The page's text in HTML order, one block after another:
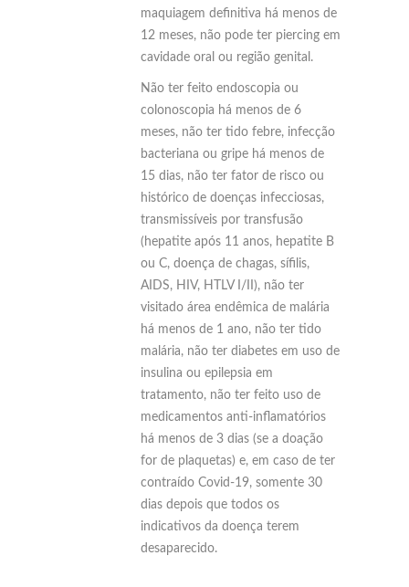
maquiagem definitiva há menos de
12 meses, não pode ter piercing em
cavidade oral ou região genital.
Não ter feito endoscopia ou
colonoscopia há menos de 6
meses, não ter tido febre, infecção
bacteriana ou gripe há menos de
15 dias, não ter fator de risco ou
histórico de doenças infecciosas,
transmissíveis por transfusão
(hepatite após 11 anos, hepatite B
ou C, doença de chagas, sífilis,
AIDS, HIV, HTLV I/II), não ter
visitado área endêmica de malária
há menos de 1 ano, não ter tido
malária, não ter diabetes em uso de
insulina ou epilepsia em
tratamento, não ter feito uso de
medicamentos anti-inflamatórios
há menos de 3 dias (se a doação
for de plaquetas) e, em caso de ter
contraído Covid-19, somente 30
dias depois que todos os
indicativos da doença terem
desaparecido.